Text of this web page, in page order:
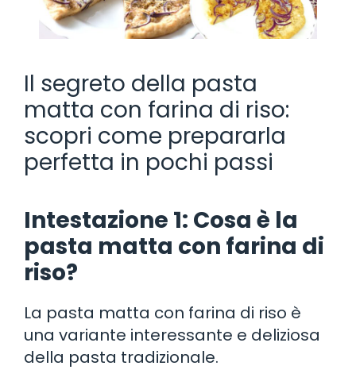
Il segreto della pasta
matta con farina di riso:
scopri come prepararla
perfetta in pochi passi
Intestazione 1: Cosa è la
pasta matta con farina di
riso?
La pasta matta con farina di riso è
una variante interessante e deliziosa
della pasta tradizionale.